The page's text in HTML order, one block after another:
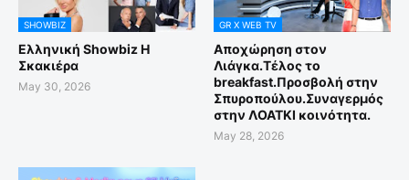
SHOWBIZ
Ελληνική Showbiz Η
Σκακιέρα
May 30, 2026
GR X WEB TV
Αποχώρηση στον
Λιάγκα.Τέλος το
breakfast.Προσβολή στην
Σπυροπούλου.Συναγερμός
στην ΛΟΑΤΚΙ κοινότητα.
May 28, 2026